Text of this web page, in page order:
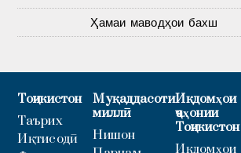
Ҳамаи маводҳои бахш
Тоҷикистон
Таърих
Иқтисодӣ
Муқаддасоти
миллӣ
Нишон
Иқдомҳои
ҷаҳонии
Тоҷикистон
Иқдомҳои